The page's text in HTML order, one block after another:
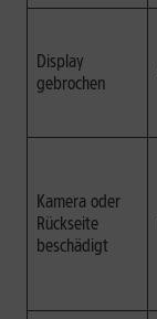
Display
gebrochen
Kamera oder
Rückseite
beschädigt